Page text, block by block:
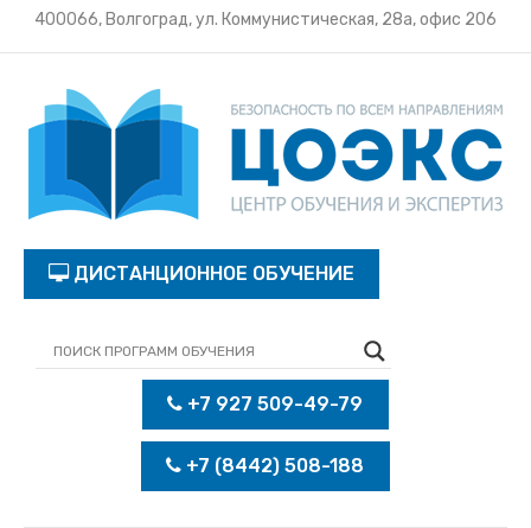
400066, Волгоград, ул. Коммунистическая, 28а, офис 206
ДИСТАНЦИОННОЕ ОБУЧЕНИЕ
+7 927 509-49-79
+7 (8442) 508-188